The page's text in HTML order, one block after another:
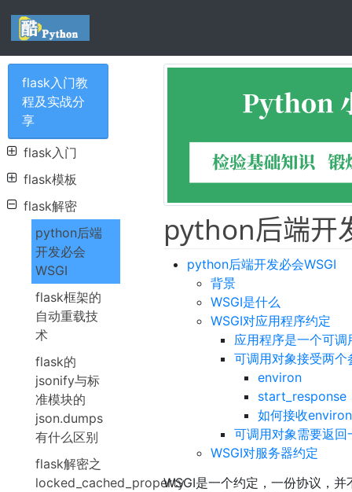
flask入门教
程及实战分
享
flask入门
flask模板
flask解密
python后端
开发必会
WSGI
flask框架的
自动重载技
术
flask的
jsonify与标
准模块的
json.dumps
有什么区别
flask解密之
locked_cached_property
python后端开
python后端开发必会WSGI
背景
WSGI是什么
WSGI对应用程序约定
应用程序是一个可调
可调用对象接受两
environ
start_response
如何接收
可调用对象需要返
WSGI对服务器约定
WSGI是一个约定，一份协议，